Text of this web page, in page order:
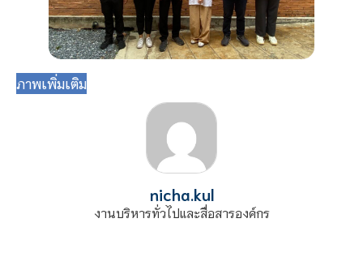
ภาพเพิ่มเติม
nicha.kul
งานบริหารทั่วไปและสื่อสารองค์กร